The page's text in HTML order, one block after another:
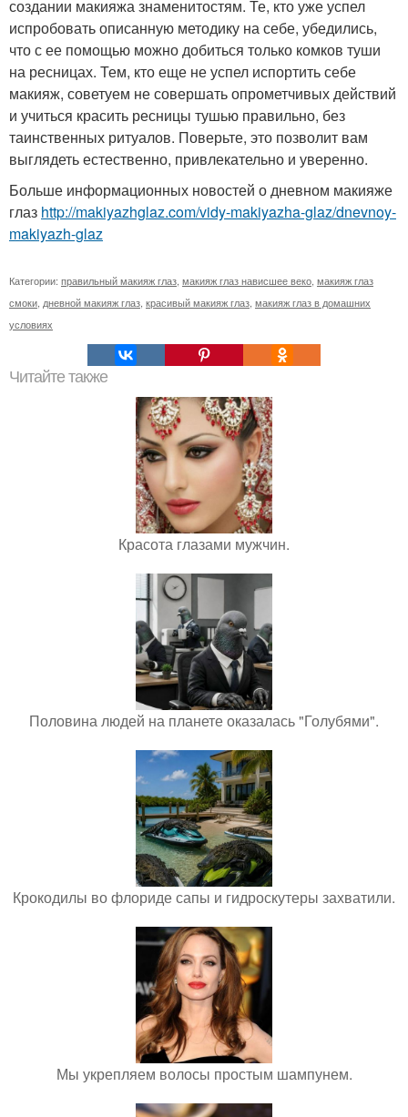
создании макияжа знаменитостям. Те, кто уже успел
испробовать описанную методику на себе, убедились,
что с ее помощью можно добиться только комков туши
на ресницах. Тем, кто еще не успел испортить себе
макияж, советуем не совершать опрометчивых действий
и учиться красить ресницы тушью правильно, без
таинственных ритуалов. Поверьте, это позволит вам
выглядеть естественно, привлекательно и уверенно.
Больше информационных новостей о дневном макияже
глаз http://makiyazhglaz.com/vidy-makiyazha-glaz/dnevnoy-
makiyazh-glaz
Категории: правильный макияж глаз макияж глаз нависшее веко макияж глаз
смоки дневной макияж глаз красивый макияж глаз макияж глаз в домашних
условиях
Читайте также
Красота глазами мужчин.
Половина людей на планете оказалась "Голубями".
Крокодилы во флориде сапы и гидроскутеры захватили.
Мы укрепляем волосы простым шампунем.